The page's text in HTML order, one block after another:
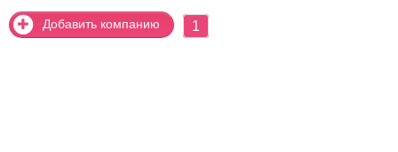
Добавить компанию 1